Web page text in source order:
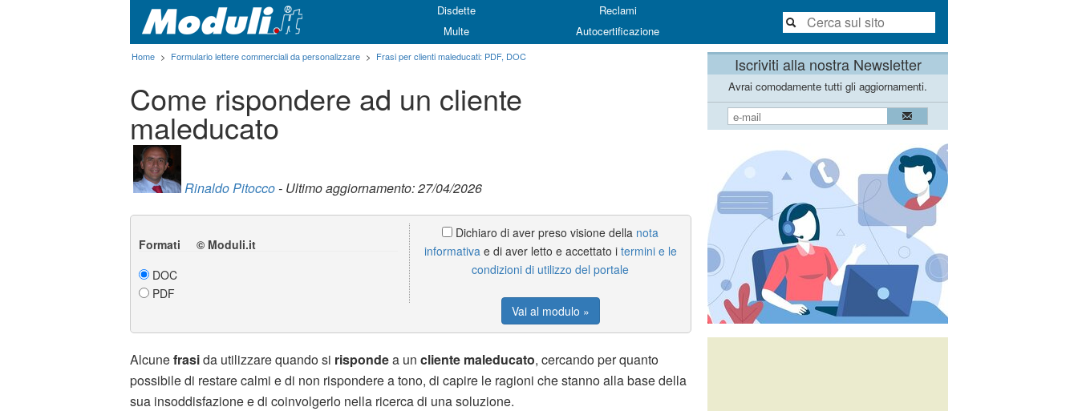
Disdette
Reclami
Multe
Autocertificazione
Home > Formulario lettere commerciali da personalizzare > Frasi per clienti maleducati: PDF, DOC
Come rispondere ad un cliente
maleducato
Rinaldo Pitocco- Ultimo aggiornamento: 27/04/2026
Formati © Moduli.it
DOC
PDF
Dichiaro di aver preso visione della nota
informativa e di aver letto e accettato i termini e le
condizioni di utilizzo del portale
Vai al modulo »
Alcunefrasida utilizzare quando si rispondea un cliente maleducato, cercando per quanto
possibile di restare calmi e di non rispondere a tono, di capire le ragioni che stanno alla base della
sua insoddisfazione e di coinvolgerlo nella ricerca di una soluzione.
Iscriviti alla nostra Newsletter
Avrai comodamente tutti gli aggiornamenti.